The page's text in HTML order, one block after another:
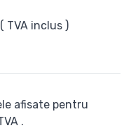
( TVA inclus )
afisate pentru
.